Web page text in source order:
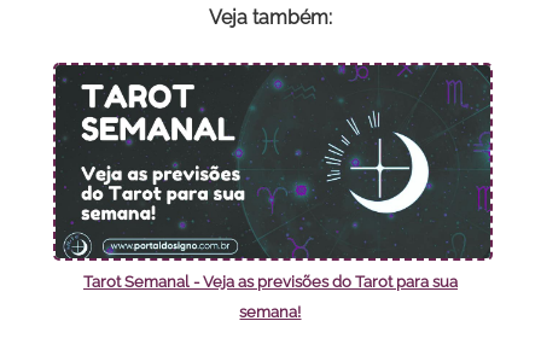
Veja também:
Tarot Semanal - Veja as previsões do Tarot para sua
semana!